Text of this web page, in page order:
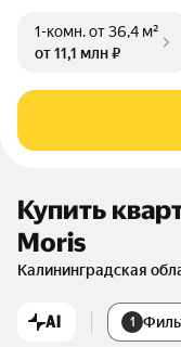
1-комн.от 36,4 м²
от 11,1 млн ₽
Купить
Moris
Калининградская
AI 1